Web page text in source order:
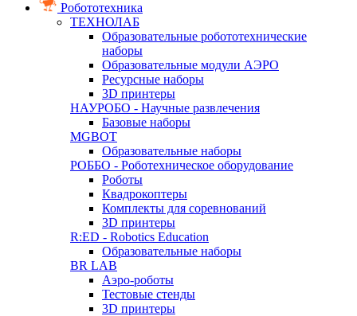
Робототехника
ТЕХНОЛАБ
Образовательные робототехнические
наборы
Образовательные модули АЭРО
Ресурсные наборы
3D принтеры
НАУРОБО - Научные развлечения
Базовые наборы
MGBOT
Образовательные наборы
РОББО - Роботехническое оборудование
Роботы
Квадрокоптеры
Комплекты для соревнований
3D принтеры
R:ED - Robotics Education
Образовательные наборы
BR LAB
Аэро-роботы
Тестовые стенды
3D принтеры